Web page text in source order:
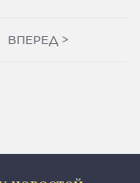
ВПЕРЕД >